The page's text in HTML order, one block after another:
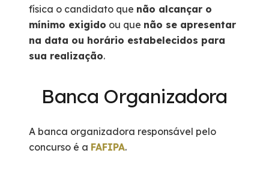
física o candidato que não alcançar o
mínimo exigido ou que não se apresentar
na data ou horário estabelecidos para
sua realização.
Banca Organizadora
A banca organizadora responsável pelo
concurso é a FAFIPA.